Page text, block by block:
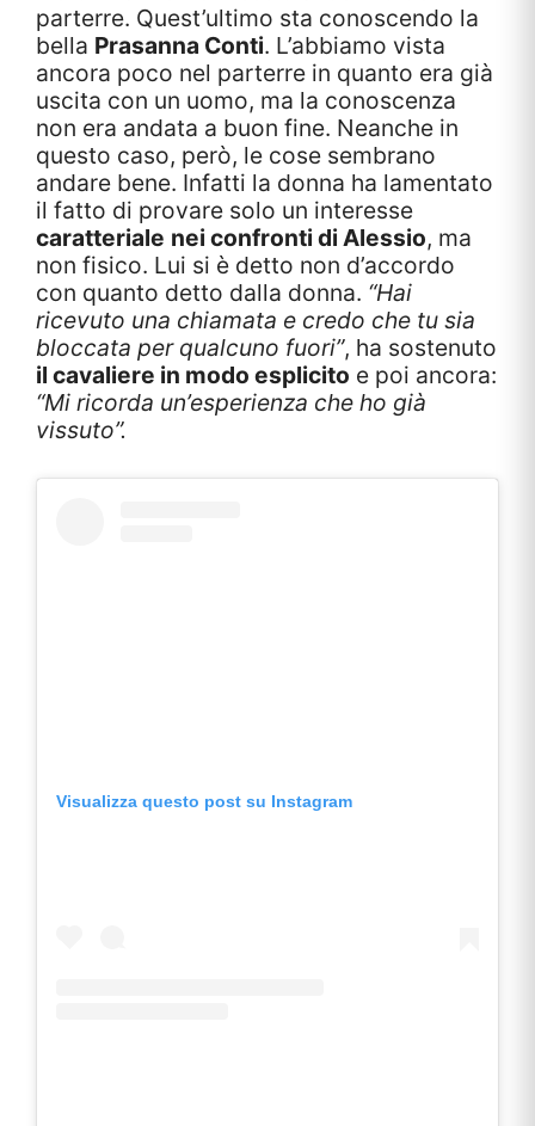
parterre. Quest’ultimo sta conoscendo la
bella Prasanna Conti. L’abbiamo vista
ancora poco nel parterre in quanto era già
uscita con un uomo, ma la conoscenza
non era andata a buon fine. Neanche in
questo caso, però, le cose sembrano
andare bene. Infatti la donna ha lamentato
il fatto di provare solo un interesse
caratteriale nei confronti di Alessio, ma
non fisico. Lui si è detto non d’accordo
con quanto detto dalla donna. “Hai
ricevuto una chiamata e credo che tu sia
bloccata per qualcuno fuori”, ha sostenuto
il cavaliere in modo esplicito e poi ancora:
“Mi ricorda un’esperienza che ho già
vissuto”.
Visualizza questo post su Instagram